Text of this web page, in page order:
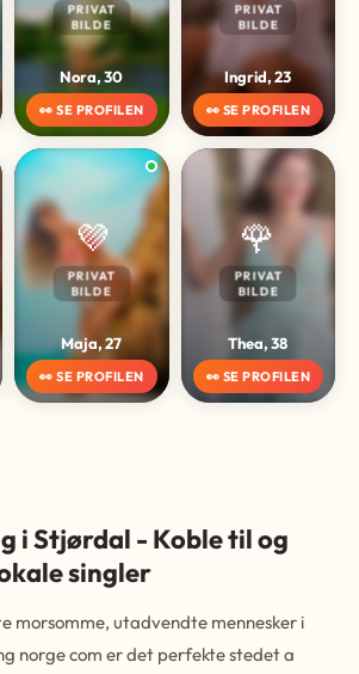
PRIVAT
BILDE
Nora, 30
👀 SE PROFILEN
PRIVAT
BILDE
Ingrid, 23
👀 SE PROFILEN
💜
PRIVAT
BILDE
Maja, 27
👀 SE PROFILEN
🌹
PRIVAT
BILDE
Thea, 38
👀 SE PROFILEN
i Stjørdal - Koble til og
singler
morsomme, utadvendte mennesker i
norge com er det perfekte stedet a